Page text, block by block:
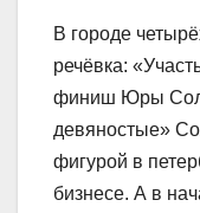
В городе
речёвка:
финиш Юры
девяностые»
фигурой в
бизнесе. А в